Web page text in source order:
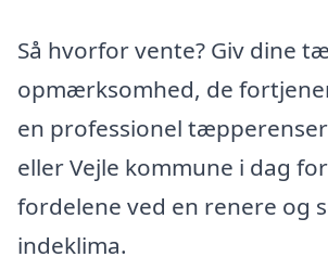
Så hvorfor vente? Giv dine
opmærksomhed, de
en professionel
eller Vejle kommune i dag
fordelene ved en renere og
indeklima.